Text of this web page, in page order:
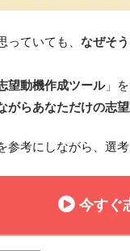
ていても、 なぜそ
望動機作成ツール」
がらあなただけの志望
参考にしながら、選考
今すぐ